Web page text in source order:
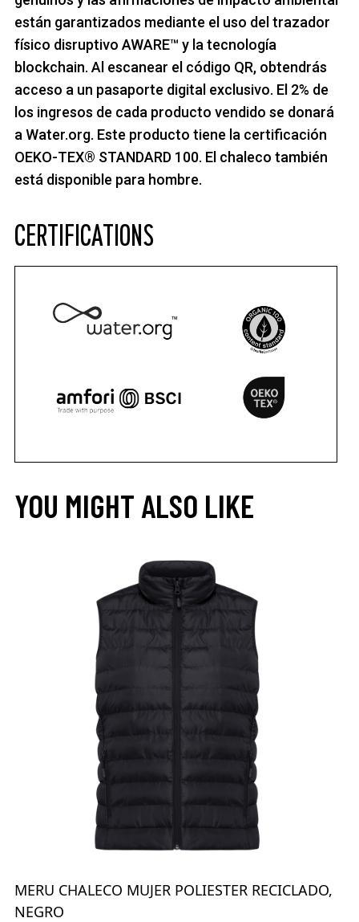
están garantizados mediante el uso del trazador
físico disruptivo AWARE™ y la tecnología
blockchain. Al escanear el código QR, obtendrás
acceso a un pasaporte digital exclusivo. El 2% de
los ingresos de cada producto vendido se donará
a Water.org. Este producto tiene la certificación
OEKO-TEX® STANDARD 100. El chaleco también
está disponible para hombre.
CERTIFICATIONS
YOU MIGHT ALSO LIKE
MERU CHALECO MUJER POLIESTER RECICLADO,
NEGRO